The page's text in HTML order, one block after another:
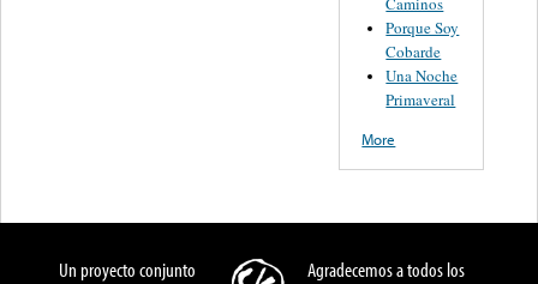
Porque Soy
Cobarde
Una Noche
Primaveral
More
Un proyecto conjunto
Agradecemos a todos los